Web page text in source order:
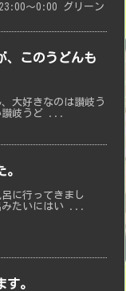
〜0:00 グリーン
、このうどんも
大好きなのは讃岐う
讃岐うど ...
に行ってきまし
みたいにはい ...
。